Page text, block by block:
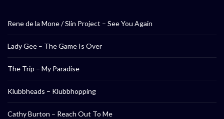
Rene de la Mone / Slin Project – See You Again
Lady Gee – The Game Is Over
The Trip – My Paradise
Klubbheads – Klubbhopping
Cathy Burton – Reach Out To Me